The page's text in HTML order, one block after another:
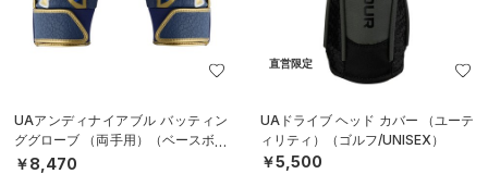
UAアンディナイアブル バッティン
ググローブ （両手用）（ベースボー
ル/MEN）
￥8,470
直営限定
UAドライブ ヘッド カバー （ユーテ
ィリティ）（ゴルフ/UNISEX）
￥5,500